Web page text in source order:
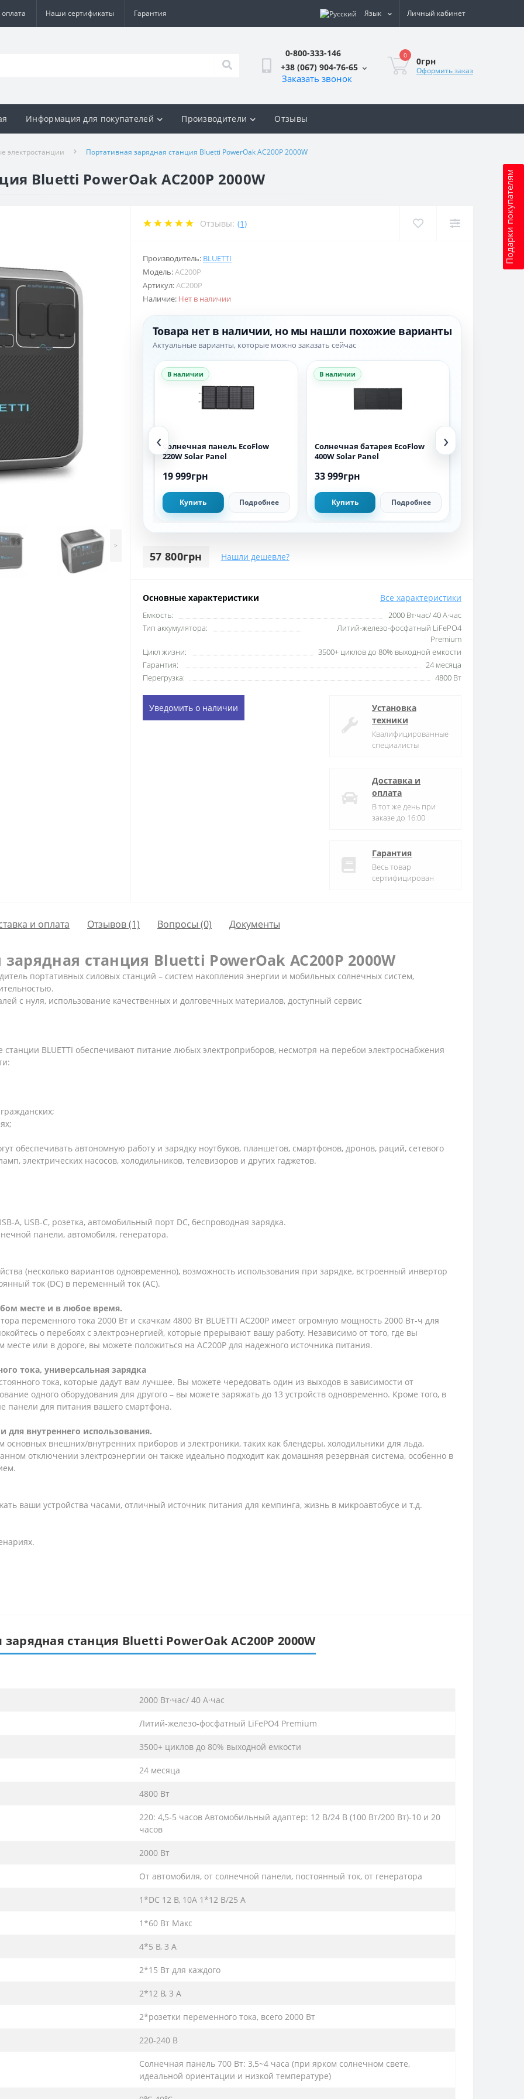
Наши сертификаты Гарантия Язык Личный кабинет
0-800-333-146
+38 (067) 904-76-65
Заказать звонок
0
0грн
Оформить заказ
Подарки покупателям
Информация для покупателей Производители Отзывы
электростанции Портативная зарядная станция Bluetti PowerOak AC200P 2000W
Bluetti PowerOak AC200P 2000W
>
Отзывы: (1)
Производитель: BLUETTI
Модель:AC200P
Артикул:AC200P
Наличие: Нет в наличии
Товара нет в наличии, но мы нашли похожие варианты
Актуальные варианты, которые можно заказать сейчас
‹
В наличии
Солнечная батарея EcoFlow
160W Solar Panel
11 999грн
В наличии
Солнечная панель EcoFlow
220W Solar Panel
19 999грн
Купить Подробнее
В наличии
Солнечная батарея EcoFlow
400W Solar Panel
33 999грн
Купить Подробнее
›
57 800грн Нашли дешевле?
Основные характеристики Все характеристики
Емкость:
2000 Вт·час/ 40 А·час
Тип аккумулятора:
Литий-железо-фосфатный LiFePO4
Premium
Цикл жизни:
3500+ циклов до 80% выходной емкости
Гарантия:
24 месяца
Перегрузка:
4800 Вт
Уведомить о наличии
Установка
техники
Квалифицированные
специалисты
Доставка и
оплата
В тот же день при
заказе до 16:00
Гарантия
Весь товар
сертифицирован
и оплата Отзывов (1) Вопросы (0) Документы
станция Bluetti PowerOak AC200P 2000W
портативных силовых станций – систем накопления энергии и мобильных солнечных систем,
с нуля, использование качественных и долговечных материалов, доступный сервис
BLUETTI обеспечивают питание любых электроприборов, несмотря на перебои электроснабжения
обеспечивать автономную работу и зарядку ноутбуков, планшетов, смартфонов, дронов, раций, сетевого
электрических насосов, холодильников, телевизоров и других гаджетов.
A, USB-C, розетка, автомобильный порт DC, беспроводная зарядка.
панели, автомобиля, генератора.
(несколько вариантов одновременно), возможность использования при зарядке, встроенный инвертор
ток (DC) в переменный ток (AC).
месте и в любое время.
переменного тока 2000 Вт и скачкам 4800 Вт BLUETTI AC200P имеет огромную мощность 2000 Вт-ч для
о перебоях с электроэнергией, которые прерывают вашу работу. Независимо от того, где вы
или в дороге, вы можете положиться на AC200P для надежного источника питания.
тока, универсальная зарядка
тока, которые дадут вам лучшее. Вы можете чередовать один из выходов в зависимости от
одного оборудования для другого – вы можете заряжать до 13 устройств одновременно. Кроме того, в
панели для питания вашего смартфона.
для внутреннего использования.
основных внешних/внутренних приборов и электроники, таких как блендеры, холодильники для льда,
отключении электроэнергии он также идеально подходит как домашняя резервная система, особенно в
ваши устройства часами, отличный источник питания для кемпинга, жизнь в микроавтобусе и т.д.
станция Bluetti PowerOak AC200P 2000W
2000 Вт·час/ 40 А·час
Литий-железо-фосфатный LiFePO4 Premium
3500+ циклов до 80% выходной емкости
24 месяца
4800 Вт
220: 4,5-5 часов Автомобильный адаптер: 12 В/24 В (100 Вт/200 Вт)-10 и 20
часов
2000 Вт
От автомобиля, от солнечной панели, постоянный ток, от генератора
1*DC 12 В, 10A 1*12 В/25 А
1*60 Вт Макс
4*5 В, 3 А
2*15 Вт для каждого
2*12 В, 3 А
2*розетки переменного тока, всего 2000 Вт
220-240 В
Солнечная панель 700 Вт: 3,5~4 часа (при ярком солнечном свете,
идеальной ориентации и низкой температуре)